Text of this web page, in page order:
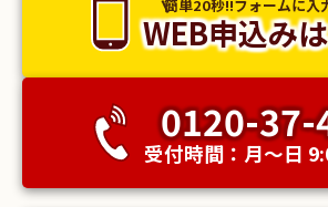
合わせ
簡単20秒!!フォームに入
WEB申込み
0120-37-
受付時間：月〜日